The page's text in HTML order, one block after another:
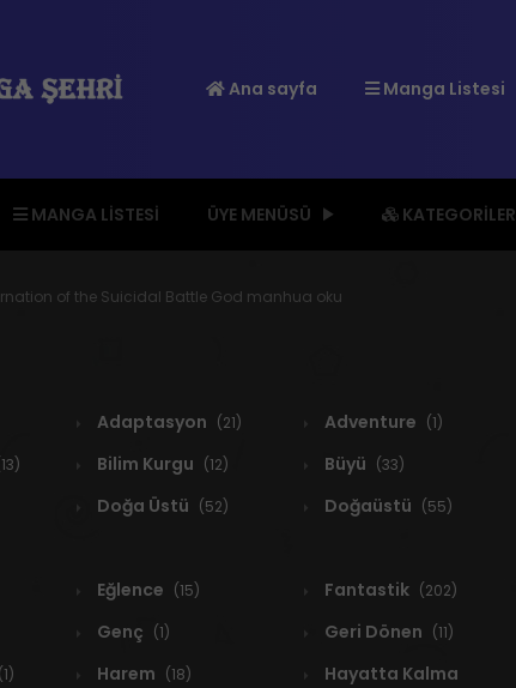
Ana sayfa Manga Listesi
MANGA LISTESI ÜYE MENÜSÜ KATEGORILER
of the Suicidal Battle God manhua oku
Adaptasyon (21) Adventure (1)
Bilim Kurgu (12) Büyü (33)
Doğa Üstü (52) Doğaüstü (55)
Eğlence (15) Fantastik (202)
Genç (1) Geri Dönen (11)
(1) Harem (18) Hayatta Kalma